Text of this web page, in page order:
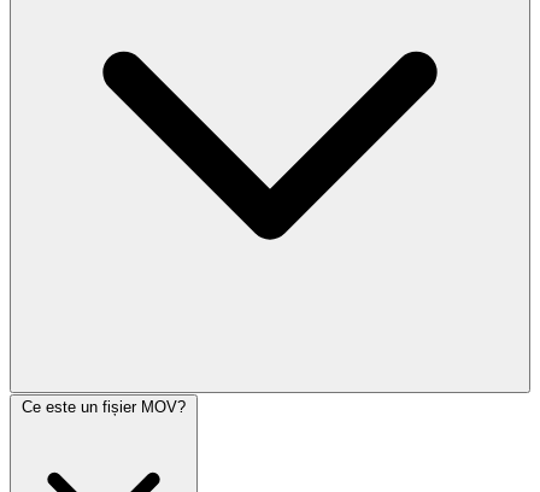
Ce este un fișier MOV?